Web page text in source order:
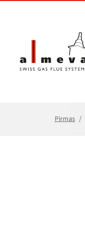
Pirmas